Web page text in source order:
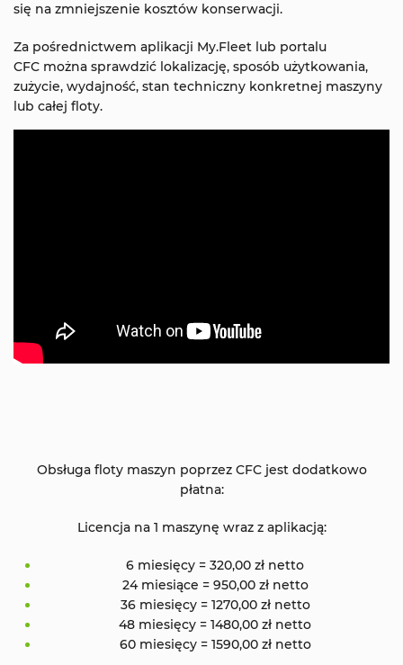
się na zmniejszenie kosztów konserwacji.
Za pośrednictwem aplikacji My.Fleet lub portalu
CFC można sprawdzić lokalizację, sposób użytkowania,
zużycie, wydajność, stan techniczny konkretnej maszyny
lub całej floty.
Obsługa floty maszyn poprzez CFC jest dodatkowo
płatna:
Licencja na 1 maszynę wraz z aplikacją:
6 miesięcy = 320,00 zł netto
24 miesiące = 950,00 zł netto
36 miesięcy = 1270,00 zł netto
48 miesięcy = 1480,00 zł netto
60 miesięcy = 1590,00 zł netto